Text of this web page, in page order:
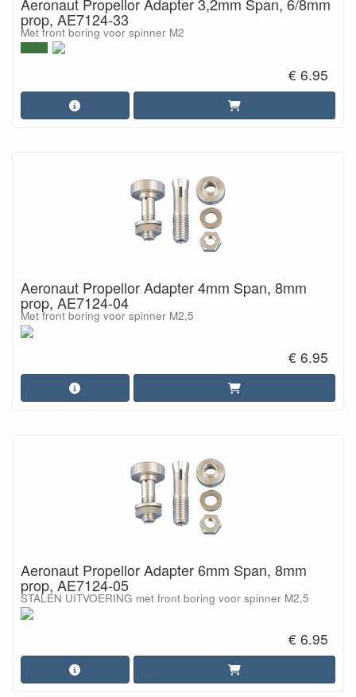
prop, AE7124-33
Met front boring voor spinner M2
€ 6.95
Aeronaut Propellor Adapter 4mm Span, 8mm
prop, AE7124-04
Met front boring voor spinner M2,5
€ 6.95
Aeronaut Propellor Adapter 6mm Span, 8mm
prop, AE7124-05
STALEN UITVOERING met front boring voor spinner M2,5
€ 6.95